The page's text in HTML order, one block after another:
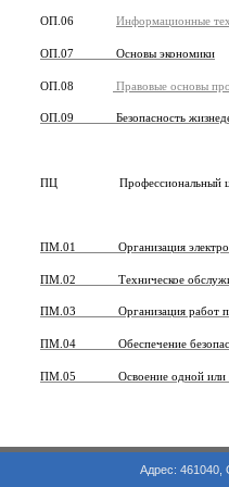
ОП.06 Информационные
ОП.07 Основы экономики
ОП.08 Правовые основы
ОП.09 Безопасность
ПЦ Профессиональный
ПМ.01 Организация
ПМ.02 Техническое
ПМ.03 Организация работ по
ПМ.04 Обеспечение
ПМ.05 Освоение одной или
Адрес: 461040, Оренбургская